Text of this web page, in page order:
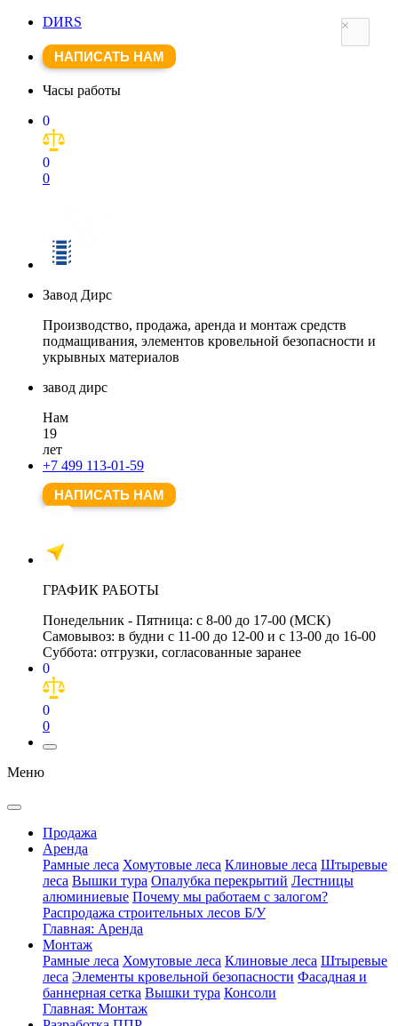
DИRS
НАПИСАТЬ НАМ
Часы работы
0
0
0
Завод Дирс
Производство, продажа, аренда и монтаж средств
подмащивания, элементов кровельной безопасности и
укрывных материалов
завод дирс
Нам
19
лет
+7 499 113-01-59
НАПИСАТЬ НАМ
ГРАФИК РАБОТЫ
Понедельник - Пятница: с 8-00 до 17-00 (МСК)
Самовывоз: в будни с 11-00 до 12-00 и с 13-00 до 16-00
Суббота: отгрузки, согласованные заранее
0
0
0
Меню
Продажа
Аренда
Рамные леса Хомутовые леса Клиновые леса Штыревые
леса Вышки тура Опалубка перекрытий Лестницы
алюминиевые Почему мы работаем с залогом?
Распродажа строительных лесов Б/У
Главная: Аренда
Монтаж
Рамные леса Хомутовые леса Клиновые леса Штыревые
леса Элементы кровельной безопасности Фасадная и
баннерная сетка Вышки тура Консоли
Главная: Монтаж
×
×